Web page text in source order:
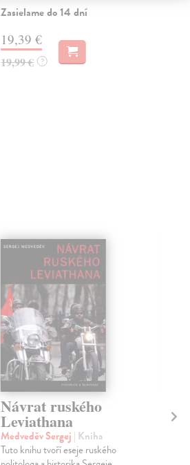
Zasielame do 14 dní
19,39 €
19,99 € ?
Návrat ruského
Leviathana
Medveděv Sergej | Kniha
Tuto knihu tvoří eseje ruského